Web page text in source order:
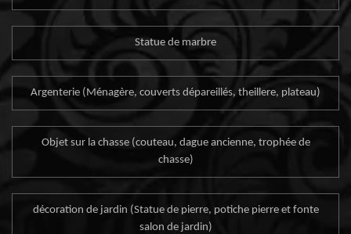
Statue de marbre
Argenterie (Ménagère, couverts dépareillés, theillere, plateau)
Objet sur la chasse (couteau, dague ancienne, trophée de
chasse)
décoration de jardin (Statue de pierre, potiche pierre et fonte
salon de jardin)